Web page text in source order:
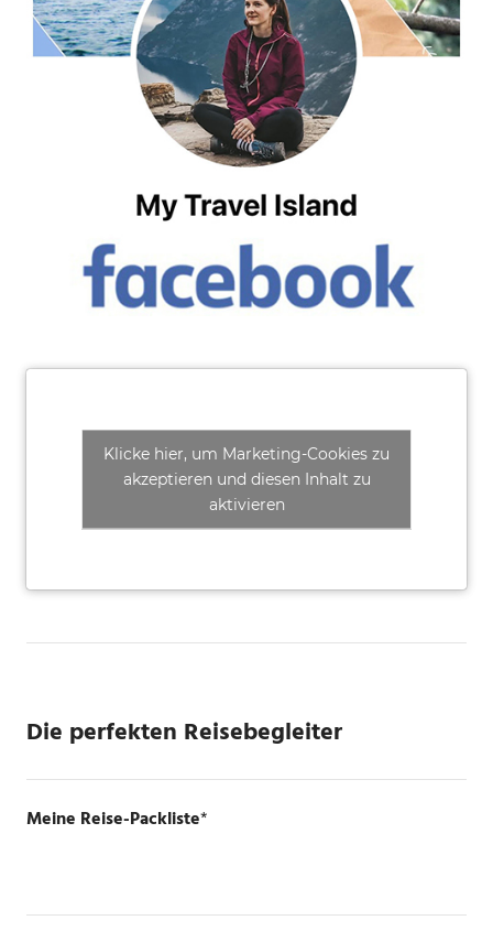
Klicke hier, um Marketing-Cookies zu
akzeptieren und diesen Inhalt zu
aktivieren
Die perfekten Reisebegleiter
Meine Reise-Packliste*